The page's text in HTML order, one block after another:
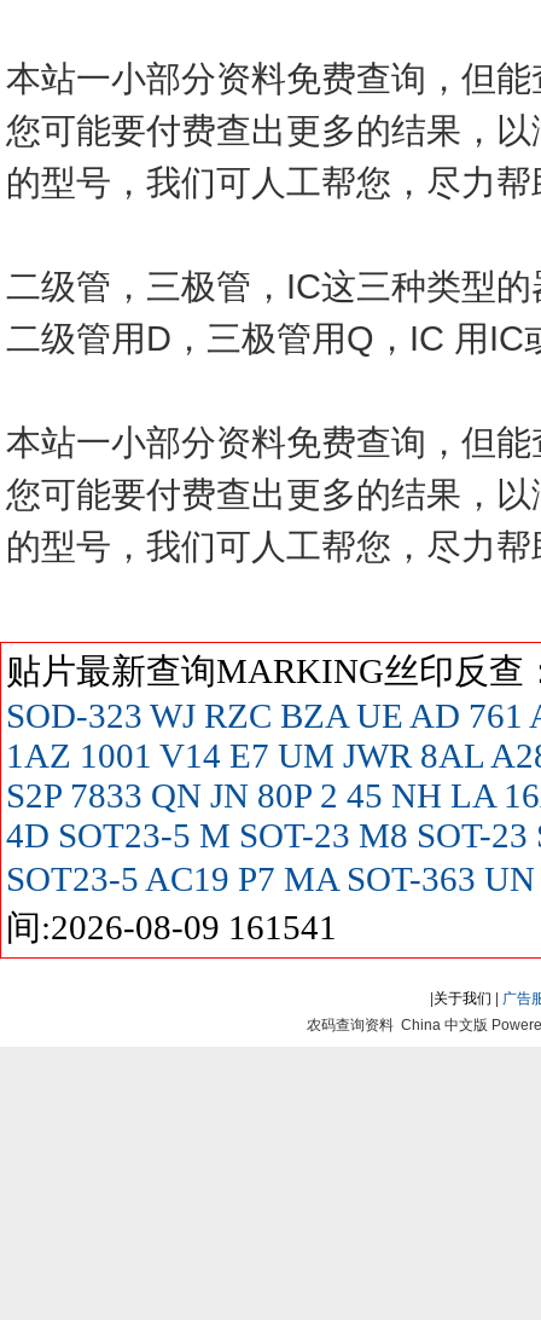
本站一小部分资料免费查询，但
您可能要付费查出更多的结果，
的型号，我们可人工帮您，尽力
二级管，三极管，IC这三种类型
二级管用D，三极管用Q，IC 用IC
本站一小部分资料免费查询，但
您可能要付费查出更多的结果，
的型号，我们可人工帮您，尽力
贴片最新查询MARKING丝印反
SOD-323 WJ RZC BZA UE AD 761
1AZ 1001 V14 E7 UM JWR 8AL
S2P 7833 QN JN 80P 2 45 NH LA
4D SOT23-5 M SOT-23 M8 SOT-23
SOT23-5 AC19 P7 MA SOT-363 UN
间:2026-08-09 161541
关于我们
广告
农码查询资料 China 中文版